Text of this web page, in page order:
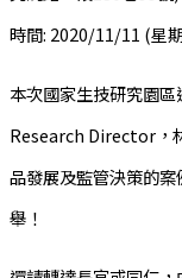
時間: 2020/11/11 (星
本次國家生技研究園
Research Director，
品發展及監管決策的
舉！